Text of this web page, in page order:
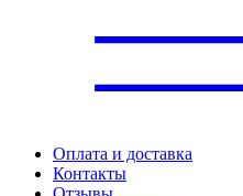
Оплата и доставка
Контакты